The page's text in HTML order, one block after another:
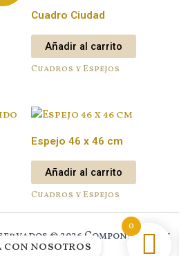
Cuadro Ciudad
Añadir al carrito
Cuadros y Espejos
Espejo 46 x 46 cm
Añadir al carrito
Cuadros y Espejos
© 2026 Component New
House
0
con nosotros